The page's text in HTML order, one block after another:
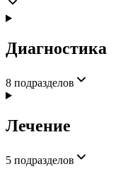
Диагностика
8 подразделов
Лечение
5 подразделов